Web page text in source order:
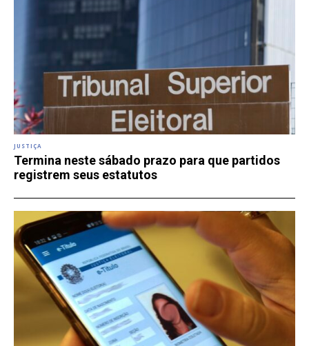
JUSTIÇA
Termina neste sábado prazo para que partidos
registrem seus estatutos